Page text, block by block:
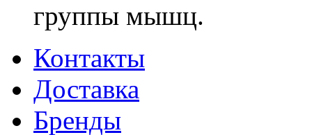
группы мышц.
Контакты
Доставка
Бренды